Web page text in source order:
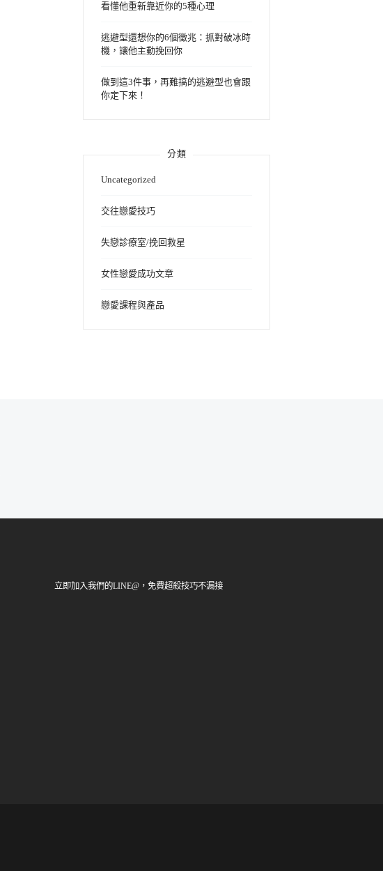
看懂他重新靠近你的5種心理
逃避型還想你的6個徵兆：抓對破冰時
機，讓他主動挽回你
做到這3件事，再難搞的逃避型也會跟
你定下來！
分類
Uncategorized
交往戀愛技巧
失戀診療室/挽回救星
女性戀愛成功文章
戀愛課程與產品
立即加入我們的LINE@，免費超殺技巧不漏接